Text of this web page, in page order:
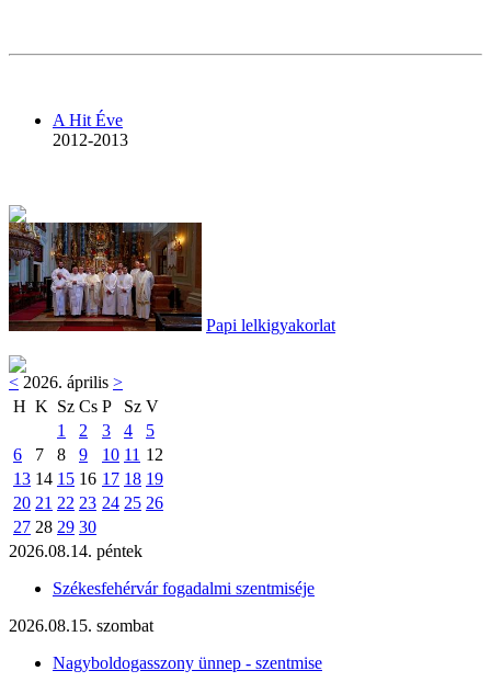
A Hit Éve
2012-2013
Papi lelkigyakorlat
< 2026. április >
H K Sz Cs P Sz V
1
2 3 4
5
6
7 8 9 10 11 12
13 14 15 16 17 18 19
20 21 22 23 24 25 26
27 28 29 30
2026.08.14. péntek
Székesfehérvár fogadalmi szentmiséje
2026.08.15. szombat
Nagyboldogasszony ünnep - szentmise